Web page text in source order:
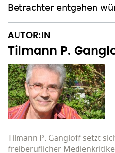
Betrachter entgehen
AUTOR:IN
Tilmann P.
Tilmann P. Gangloff setzt
freiberuflicher